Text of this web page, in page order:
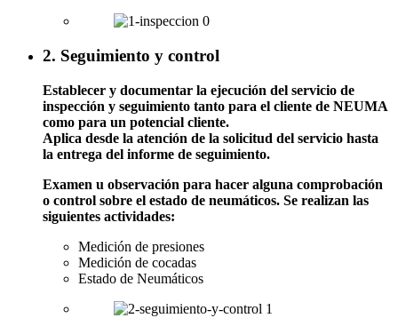
2. Seguimiento y control
Establecer y documentar la ejecución del servicio de
inspección y seguimiento tanto para el cliente de NEUMA
como para un potencial cliente.
Aplica desde la atención de la solicitud del servicio hasta
la entrega del informe de seguimiento.
Examen u observación para hacer alguna comprobación
o control sobre el estado de neumáticos. Se realizan las
siguientes actividades:
Medición de presiones
Medición de cocadas
Estado de Neumáticos